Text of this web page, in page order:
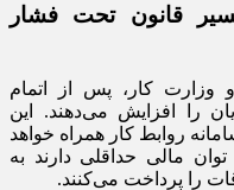
قانون تحت فشار
وزارت کار، پس از اتمام
را افزایش می‌دهند. این
روابط کار همراه خواهد
مالی حداقلی دارند به
را پرداخت می‌کنند.